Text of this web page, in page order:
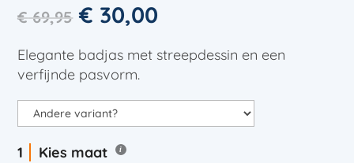
€69,95 € 30,00
Elegante badjas met streepdessin en een
verfijnde pasvorm.
Kies maat